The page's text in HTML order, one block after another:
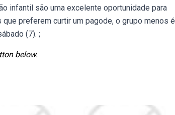
infantil são uma excelente oportunidade para
preferem curtir um pagode, o grupo menos é
(7). ;
below.